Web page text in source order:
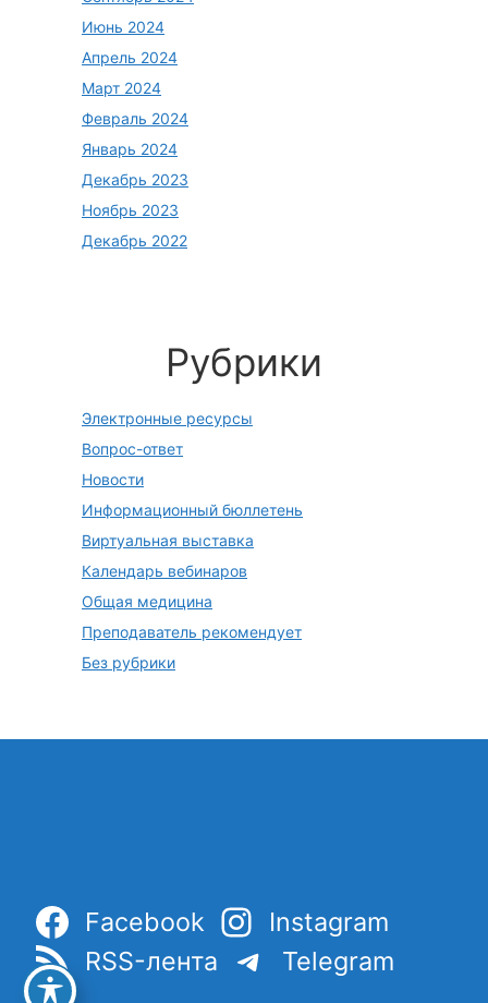
Июнь 2024
Апрель 2024
Март 2024
Февраль 2024
Январь 2024
Декабрь 2023
Ноябрь 2023
Декабрь 2022
Рубрики
Электронные ресурсы
Вопрос-ответ
Новости
Информационный бюллетень
Виртуальная выставка
Календарь вебинаров
Общая медицина
Преподаватель рекомендует
Без рубрики
Facebook
Instagram
RSS-лента
Telegram